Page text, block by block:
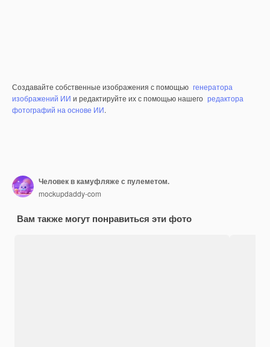
Создавайте собственные изображения с помощью генератора
изображений ИИ и редактируйте их с помощью нашего редактора
фотографий на основе ИИ.
Человек в камуфляже с пулеметом.
mockupdaddy-com
Вам также могут понравиться эти фото